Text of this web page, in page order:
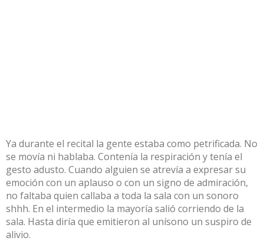
Ya durante el recital la gente estaba como petrificada. No
se movía ni hablaba. Contenía la respiración y tenía el
gesto adusto. Cuando alguien se atrevía a expresar su
emoción con un aplauso o con un signo de admiración,
no faltaba quien callaba a toda la sala con un sonoro
shhh. En el intermedio la mayoría salió corriendo de la
sala. Hasta diría que emitieron al unísono un suspiro de
alivio.